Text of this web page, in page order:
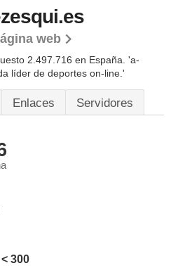
web
2.497.716 en España. 'a-
líder de deportes on-line.'
Enlaces Servidores
< 300